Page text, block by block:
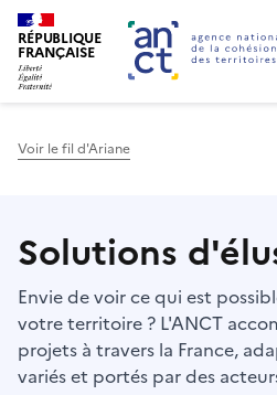
RÉPUBLIQUE
FRANÇAISE
Voir le fil d'Ariane
Solutions
Envie de voir ce qui est
votre territoire ? L'ANCT
projets à travers la France,
variés et portés par des